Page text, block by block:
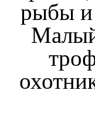
рыбы и